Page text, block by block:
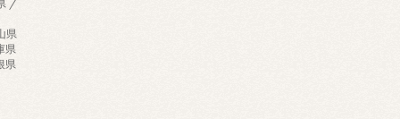
/
県
県
県